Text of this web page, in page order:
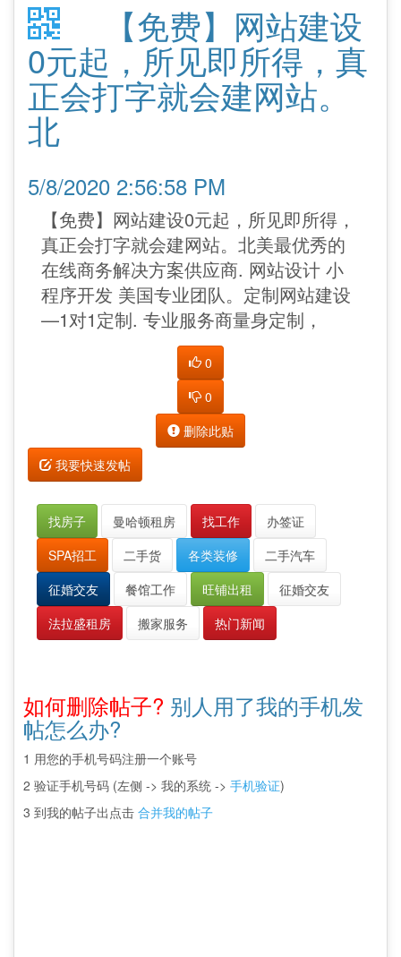
【免费】网站建设
0元起，所见即所得，真
正会打字就会建网站。
北
5/8/2020 2:56:58 PM
【免费】网站建设0元起，所见即所得，
真正会打字就会建网站。北美最优秀的
在线商务解决方案供应商. 网站设计 小
程序开发 美国专业团队。定制网站建设
—1对1定制. 专业服务商量身定制，
0
0
删除此贴
我要快速发帖
找房子 曼哈顿租房 找工作
办签证
SPA招工
二手货 各类装修
二手汽车
征婚交友
餐馆工作 旺铺出租
征婚交友
法拉盛租房
搬家服务 热门新闻
如何删除帖子? 别人用了我的手机发
帖怎么办?
1 用您的手机号码注册一个账号
2 验证手机号码 (左侧 -> 我的系统 -> 手机验证)
3 到我的帖子出点击 合并我的帖子